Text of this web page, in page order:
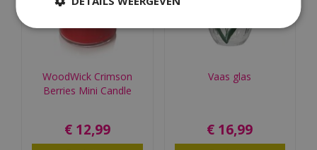
WoodWick Crimson
Berries Mini Candle
€ 12,99
Vaas glas
€ 16,99